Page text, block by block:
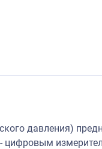
давления)
цифровым